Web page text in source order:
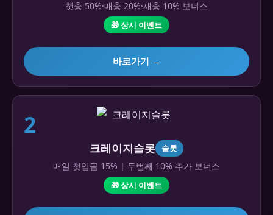
첫충 50%·매충 20%·재충 10% 보너스
🎁 상시 이벤트
바로가기 →
2
크레이지슬롯 슬롯
매일 첫입금 15% | 두번째 10% 추가 보너스
🎁 상시 이벤트